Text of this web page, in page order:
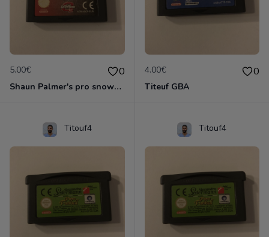
5.00€ 0
Shaun Palmer's pro snowboarder
4.00€ 0
Titeuf GBA
Titouf4 Titouf4